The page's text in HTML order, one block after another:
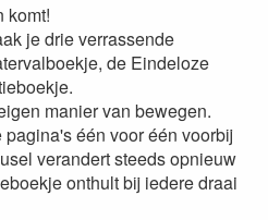
komt!
je drie verrassende
de Eindeloze
manier van bewegen.
één voor één voorbij
verandert steeds opnieuw
onthult bij iedere draai